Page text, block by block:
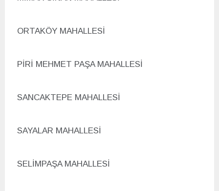
ORTAKÖY MAHALLESİ
PİRİ MEHMET PAŞA MAHALLESİ
SANCAKTEPE MAHALLESİ
SAYALAR MAHALLESİ
SELİMPAŞA MAHALLESİ